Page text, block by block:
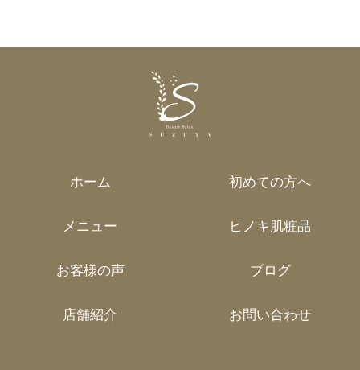
ホーム 初めての方へ
メニュー ヒノキ肌粧品
お客様の声 ブログ
店舗紹介 お問い合わせ